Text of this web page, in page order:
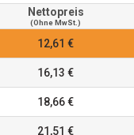
Nettopreis
(ohne MwSt.)
12,61 €
16,13 €
18,66 €
21,51 €